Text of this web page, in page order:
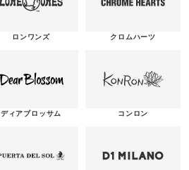
ロンワンズ クロムハーツ
ディアブロッサム コンロン